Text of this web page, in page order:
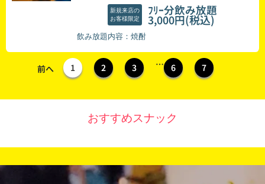
新規来店の
お客様限定
ﾌﾘｰ分飲み放題
3,000円(税込)
飲み放題内容：焼酎
前へ 1 2 3 … 6 7
おすすめスナック